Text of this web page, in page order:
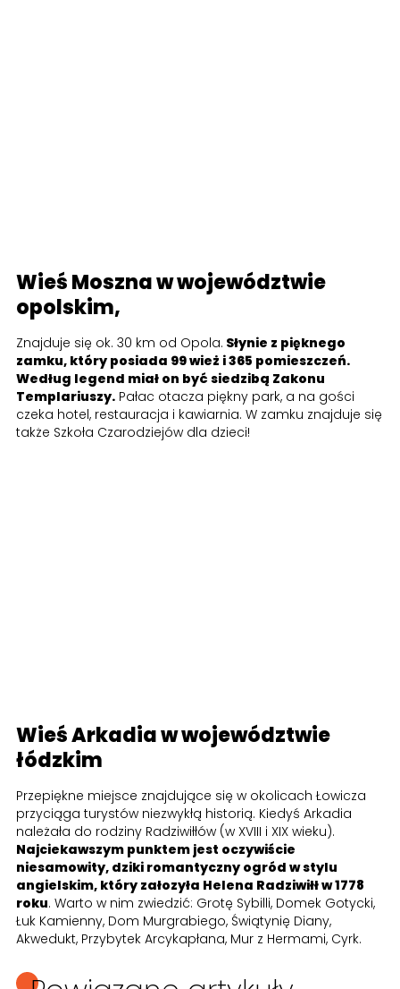
Wieś Moszna w województwie
opolskim,
Znajduje się ok. 30 km od Opola. Słynie z pięknego
zamku, który posiada 99 wież i 365 pomieszczeń.
Według legend miał on być siedzibą Zakonu
Templariuszy. Pałac otacza piękny park, a na gości
czeka hotel, restauracja i kawiarnia. W zamku znajduje się
także Szkoła Czarodziejów dla dzieci!
Wieś Arkadia w województwie
łódzkim
Przepiękne miejsce znajdujące się w okolicach Łowicza
przyciąga turystów niezwykłą historią. Kiedyś Arkadia
należała do rodziny Radziwiłłów (w XVIII i XIX wieku).
Najciekawszym punktem jest oczywiście
niesamowity, dziki romantyczny ogród w stylu
angielskim, który załozyła Helena Radziwiłł w 1778
roku. Warto w nim zwiedzić: Grotę Sybilli, Domek Gotycki,
Łuk Kamienny, Dom Murgrabiego, Świątynię Diany,
Akwedukt, Przybytek Arcykapłana, Mur z Hermami, Cyrk.